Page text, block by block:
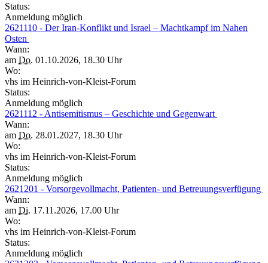
Status:
Anmeldung möglich
2621110 - Der Iran-Konflikt und Israel – Machtkampf im Nahen
Osten
Wann:
am Do. 01.10.2026, 18.30 Uhr
Wo:
vhs im Heinrich-von-Kleist-Forum
Status:
Anmeldung möglich
2621112 - Antisemitismus – Geschichte und Gegenwart
Wann:
am Do. 28.01.2027, 18.30 Uhr
Wo:
vhs im Heinrich-von-Kleist-Forum
Status:
Anmeldung möglich
2621201 - Vorsorgevollmacht, Patienten- und Betreuungsverfügung
Wann:
am Di. 17.11.2026, 17.00 Uhr
Wo:
vhs im Heinrich-von-Kleist-Forum
Status:
Anmeldung möglich